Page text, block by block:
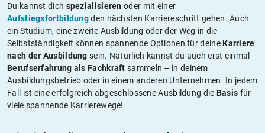
Du kannst dich spezialisieren oder mit einer
Aufstiegsfortbildungden nächsten Karriereschritt gehen. Auch
ein Studium, eine zweite Ausbildung oder der Weg in die
Selbstständigkeit können spannende Optionen für deine Karriere
nach der Ausbildung sein. Natürlich kannst du auch erst einmal
Berufserfahrung als Fachkraft sammeln – in deinem
Ausbildungsbetrieb oder in einem anderen Unternehmen. In jedem
Fall ist eine erfolgreich abgeschlossene Ausbildung die Basis für
viele spannende Karrierewege!